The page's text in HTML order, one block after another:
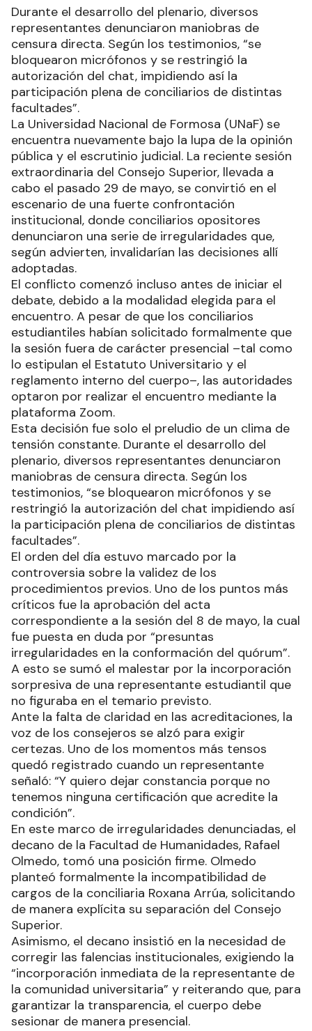
Durante el desarrollo del plenario, diversos
representantes denunciaron maniobras de
censura directa. Según los testimonios, “se
bloquearon micrófonos y se restringió la
autorización del chat, impidiendo así la
participación plena de conciliarios de distintas
facultades”.
La Universidad Nacional de Formosa (UNaF) se
encuentra nuevamente bajo la lupa de la opinión
pública y el escrutinio judicial. La reciente sesión
extraordinaria del Consejo Superior, llevada a
cabo el pasado 29 de mayo, se convirtió en el
escenario de una fuerte confrontación
institucional, donde conciliarios opositores
denunciaron una serie de irregularidades que,
según advierten, invalidarían las decisiones allí
adoptadas.
El conflicto comenzó incluso antes de iniciar el
debate, debido a la modalidad elegida para el
encuentro. A pesar de que los conciliarios
estudiantiles habían solicitado formalmente que
la sesión fuera de carácter presencial –tal como
lo estipulan el Estatuto Universitario y el
reglamento interno del cuerpo–, las autoridades
optaron por realizar el encuentro mediante la
plataforma Zoom.
Esta decisión fue solo el preludio de un clima de
tensión constante. Durante el desarrollo del
plenario, diversos representantes denunciaron
maniobras de censura directa. Según los
testimonios, “se bloquearon micrófonos y se
restringió la autorización del chat impidiendo así
la participación plena de conciliarios de distintas
facultades”.
El orden del día estuvo marcado por la
controversia sobre la validez de los
procedimientos previos. Uno de los puntos más
críticos fue la aprobación del acta
correspondiente a la sesión del 8 de mayo, la cual
fue puesta en duda por “presuntas
irregularidades en la conformación del quórum”.
A esto se sumó el malestar por la incorporación
sorpresiva de una representante estudiantil que
no figuraba en el temario previsto.
Ante la falta de claridad en las acreditaciones, la
voz de los consejeros se alzó para exigir
certezas. Uno de los momentos más tensos
quedó registrado cuando un representante
señaló: “Y quiero dejar constancia porque no
tenemos ninguna certificación que acredite la
condición”.
En este marco de irregularidades denunciadas, el
decano de la Facultad de Humanidades, Rafael
Olmedo, tomó una posición firme. Olmedo
planteó formalmente la incompatibilidad de
cargos de la conciliaria Roxana Arrúa, solicitando
de manera explícita su separación del Consejo
Superior.
Asimismo, el decano insistió en la necesidad de
corregir las falencias institucionales, exigiendo la
“incorporación inmediata de la representante de
la comunidad universitaria” y reiterando que, para
garantizar la transparencia, el cuerpo debe
sesionar de manera presencial.